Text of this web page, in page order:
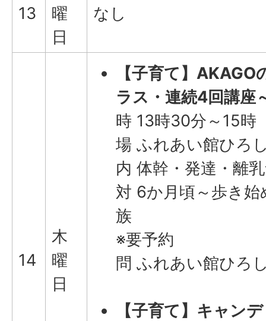
13
曜
日
なし
14
木
曜
日
【子育て】
ラス・連続4回講座
時 13時30分～15時
場 ふれあい館ひろ
内 体幹・発達・離
対 6か月頃～歩き
族
※要予約
問 ふれあい館ひろ
【子育て】キャン